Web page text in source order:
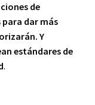
de
dar más
Y
estándares de
.